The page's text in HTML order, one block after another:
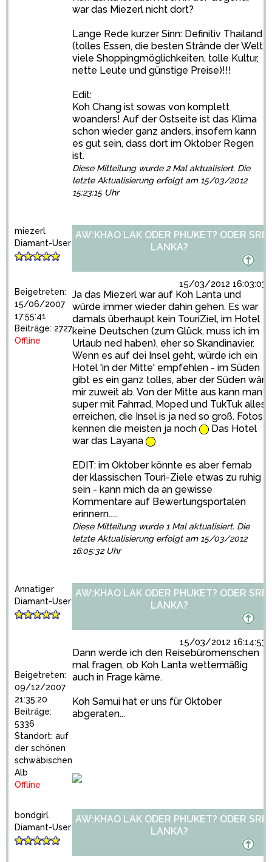
war das Miezerl nicht dort?
Lange Rede kurzer Sinn: Definitiv Thailand
(tolles Essen, die besten Strände der Welt,
viele Shoppingmöglichkeiten, tolle Kultur,
nette Leute und günstige Preise)!!!
Edit:
Koh Chang ist sowas von komplett
woanders! Auf der Ostseite ist das Klima
schon wieder ganz anders, insofern kann
es gut sein, dass dort im Oktober Regen
ist.
Diese Mitteilung wurde 2 Mal aktualisiert. Die
letzte Aktualisierung erfolgt am 15/03/2012
15:23:15 Uhr
miezerl
Diamant-User
Beigetreten:
15/06/2007
17:55:41
Beiträge: 2727
Offline
AW:KHAO LAK ODER PHUKET? ODER SRI
LANKA?
15/03/2012 16:03:03
Ja das Miezerl war auf Koh Lanta und
würde immer wieder dahin gehen. Es war
damals überhaupt kein TouriZiel, im Hotel
keine Deutschen (zum Glück, muss ich im
Urlaub ned haben), eher so Skandinavier.
Wenn es auf dei Insel geht, würde ich ein
Hotel 'in der Mitte' empfehlen - im Süden
gibt es ein ganz tolles, aber der Süden wär
mir zuweit ab. Von der Mitte aus kann man
super mit Fahrrad, Moped und TukTuk alles
erreichen, die Insel is ja ned so groß. Fotos
kennen die meisten ja noch
Das Hotel
war das Layana
EDIT: im Oktober könnte es aber fernab
der klassischen Touri-Ziele etwas zu ruhig
sein - kann mich da an gewisse
Kommentare auf Bewertungsportalen
erinnern.....
Diese Mitteilung wurde 1 Mal aktualisiert. Die
letzte Aktualisierung erfolgt am 15/03/2012
16:05:32 Uhr
Annatiger
Diamant-User
Beigetreten:
09/12/2007
21:35:20
Beiträge:
5336
Standort: auf
der schönen
schwäbischen
Alb
Offline
AW:KHAO LAK ODER PHUKET? ODER SRI
LANKA?
15/03/2012 16:14:53
Dann werde ich den Reisebüromenschen
mal fragen, ob Koh Lanta wettermäßig
auch in Frage käme.
Koh Samui hat er uns für Oktober
abgeraten...
bondgirl
Diamant-User
AW:KHAO LAK ODER PHUKET? ODER SRI
LANKA?